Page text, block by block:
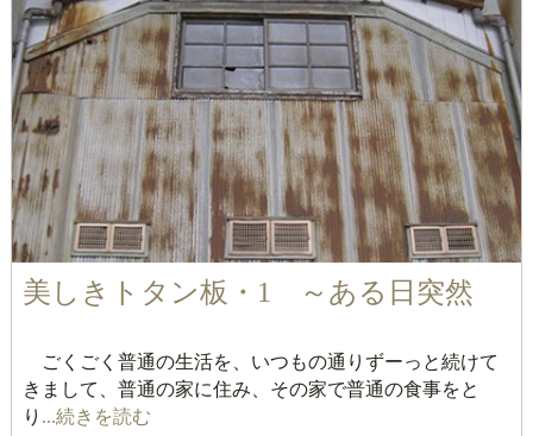
美しきトタン板・1 ～ある日突然
ごくごく普通の生活を、いつもの通りずーっと続けて
きまして、普通の家に住み、その家で普通の食事をと
り ...続きを読む